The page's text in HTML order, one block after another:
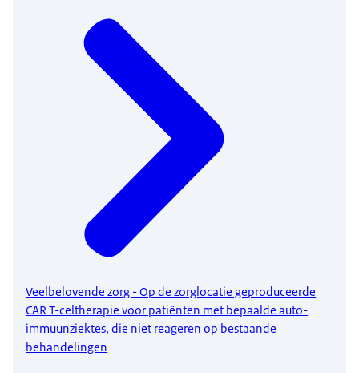
Veelbelovende zorg - Op de zorglocatie geproduceerde
CAR T-celtherapie voor patiënten met bepaalde auto-
immuunziektes, die niet reageren op bestaande
behandelingen